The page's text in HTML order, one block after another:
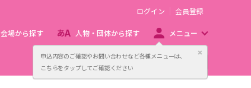
申込内容のご確認やお問い合わせなど各種メニューは、
こちらをタップしてご確認ください
閉じる
ログイン 会員登録
会場から探す 人物・団体から探す メニュー
主催者向け販売サービス